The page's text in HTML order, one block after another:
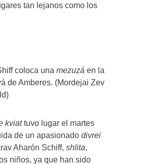
tan lejanos como los
coloca una mezuzá en la
de Amberes. (Mordejai Zev
kviattuvo lugar el martes
de un apasionado divrei
Aharón Schiff, shlita,
niños, ya que han sido